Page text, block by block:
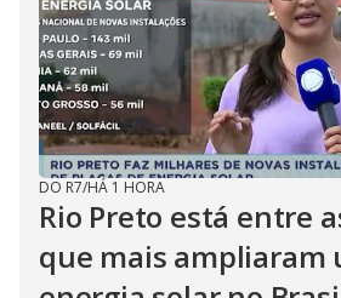
DO R7/HÁ 1 HORA
Rio Preto está entre
que mais ampliaram